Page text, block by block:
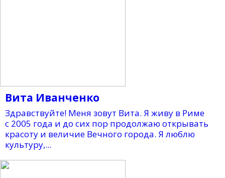
Вита Иванченко
Здравствуйте! Меня зовут Вита. Я живу в Риме
с 2005 года и до сих пор продолжаю открывать
красоту и величие Вечного города. Я люблю
культуру,...